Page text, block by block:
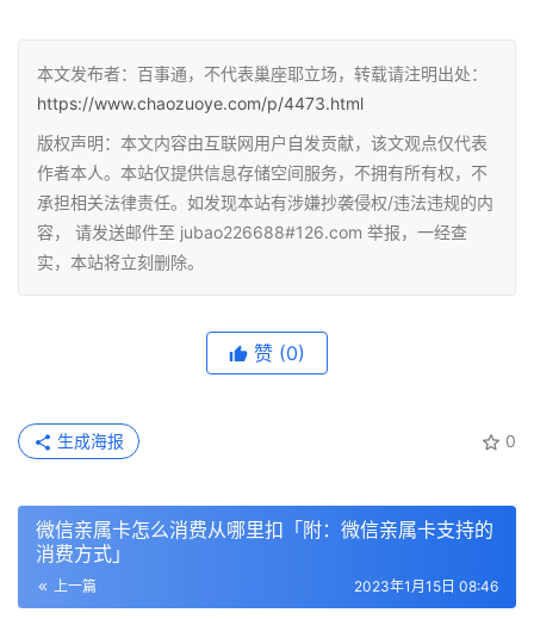
本文发布者：百事通，不代表巢座耶立场，转载请注明出处：
https://www.chaozuoye.com/p/4473.html
版权声明：本文内容由互联网用户自发贡献，该文观点仅代表
作者本人。本站仅提供信息存储空间服务，不拥有所有权，不
承担相关法律责任。如发现本站有涉嫌抄袭侵权/违法违规的内
容， 请发送邮件至 jubao226688#126.com 举报，一经查
实，本站将立刻删除。
赞 (0)
0
生成海报
微信亲属卡怎么消费从哪里扣「附：微信亲属卡支持的
消费方式」
上一篇 2023年1月15日 08:46